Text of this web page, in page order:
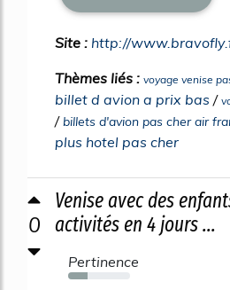
Site : http://
Thèmes liés : voyage venise
billet d avion a prix bas /
/billets d'avion pas cher air
plus hotel pas cher
0
Venise avec des
activités en 4 jours ...
Pertinence
31%